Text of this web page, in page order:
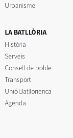
Urbanisme
LA BATLLÒRIA
Història
Serveis
Consell de poble
Transport
Unió Batllorienca
Agenda